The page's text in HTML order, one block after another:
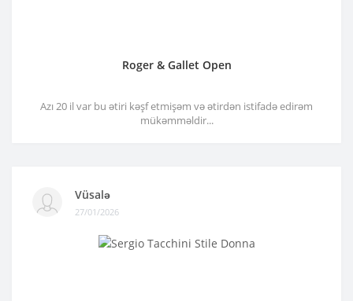
Roger & Gallet Open
Azı 20 il var bu ətiri kəşf etmişəm və ətirdən istifadə edirəm
mükəmməldir...
Vüsalə
27/01/2026